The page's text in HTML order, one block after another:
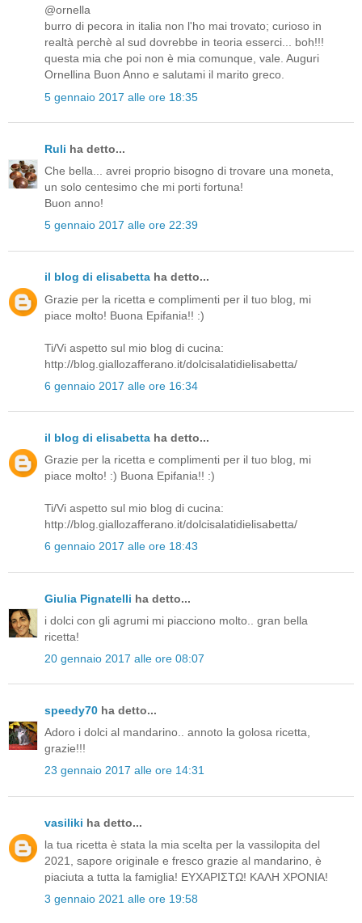
@ornella
burro di pecora in italia non l'ho mai trovato; curioso in
realtà perchè al sud dovrebbe in teoria esserci... boh!!!
questa mia che poi non è mia comunque, vale. Auguri
Ornellina Buon Anno e salutami il marito greco.
5 gennaio 2017 alle ore 18:35
Ruli ha detto...
Che bella... avrei proprio bisogno di trovare una moneta,
un solo centesimo che mi porti fortuna!
Buon anno!
5 gennaio 2017 alle ore 22:39
il blog di elisabetta ha detto...
Grazie per la ricetta e complimenti per il tuo blog, mi
piace molto! Buona Epifania!! :)
Ti/Vi aspetto sul mio blog di cucina:
http://blog.giallozafferano.it/dolcisalatidielisabetta/
6 gennaio 2017 alle ore 16:34
il blog di elisabetta ha detto...
Grazie per la ricetta e complimenti per il tuo blog, mi
piace molto! :) Buona Epifania!! :)
Ti/Vi aspetto sul mio blog di cucina:
http://blog.giallozafferano.it/dolcisalatidielisabetta/
6 gennaio 2017 alle ore 18:43
Giulia Pignatelli ha detto...
i dolci con gli agrumi mi piacciono molto.. gran bella
ricetta!
20 gennaio 2017 alle ore 08:07
speedy70 ha detto...
Adoro i dolci al mandarino.. annoto la golosa ricetta,
grazie!!!
23 gennaio 2017 alle ore 14:31
vasiliki ha detto...
la tua ricetta è stata la mia scelta per la vassilopita del
2021, sapore originale e fresco grazie al mandarino, è
piaciuta a tutta la famiglia! ΕΥΧΑΡΙΣΤΩ! ΚΑΛΗ ΧΡΟΝΙΑ!
3 gennaio 2021 alle ore 19:58